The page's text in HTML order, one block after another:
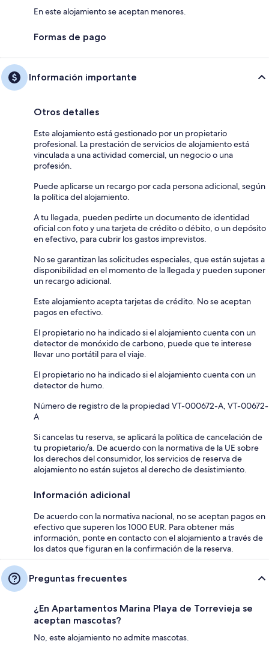
En este alojamiento se aceptan menores.
Formas de pago
Información importante
Otros detalles
Este alojamiento está gestionado por un propietario
profesional. La prestación de servicios de alojamiento está
vinculada a una actividad comercial, un negocio o una
profesión.
Puede aplicarse un recargo por cada persona adicional, según
la política del alojamiento.
A tu llegada, pueden pedirte un documento de identidad
oficial con foto y una tarjeta de crédito o débito, o un depósito
en efectivo, para cubrir los gastos imprevistos.
No se garantizan las solicitudes especiales, que están sujetas a
disponibilidad en el momento de la llegada y pueden suponer
un recargo adicional.
Este alojamiento acepta tarjetas de crédito. No se aceptan
pagos en efectivo.
El propietario no ha indicado si el alojamiento cuenta con un
detector de monóxido de carbono, puede que te interese
llevar uno portátil para el viaje.
El propietario no ha indicado si el alojamiento cuenta con un
detector de humo.
Número de registro de la propiedad VT-000672-A, VT-00672-
A
Si cancelas tu reserva, se aplicará la política de cancelación de
tu propietario/a. De acuerdo con la normativa de la UE sobre
los derechos del consumidor, los servicios de reserva de
alojamiento no están sujetos al derecho de desistimiento.
Información adicional
De acuerdo con la normativa nacional, no se aceptan pagos en
efectivo que superen los 1000 EUR. Para obtener más
información, ponte en contacto con el alojamiento a través de
los datos que figuran en la confirmación de la reserva.
Preguntas frecuentes
¿En Apartamentos Marina Playa de Torrevieja se
aceptan mascotas?
No, este alojamiento no admite mascotas.